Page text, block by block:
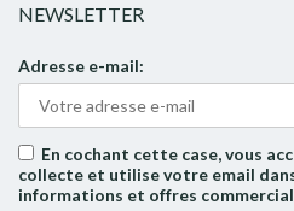
NEWSLETTER
Adresse e-mail:
En cochant cette case, vous
collecte et utilise votre email
informations et offres